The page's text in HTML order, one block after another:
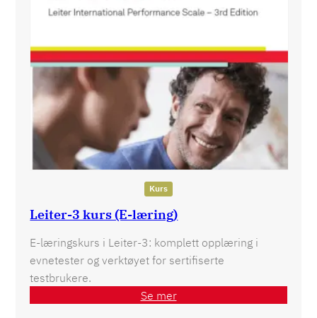
Kurs
Leiter-3 kurs (E-læring)
E-læringskurs i Leiter-3: komplett opplæring i
evnetester og verktøyet for sertifiserte
testbrukere.
Se mer